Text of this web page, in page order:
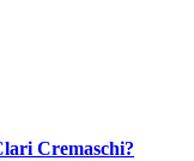
Cremaschi?